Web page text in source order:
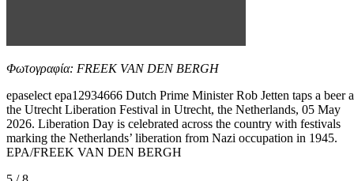
Φωτογραφία: FREEK VAN DEN BERGH
epaselect epa12934666 Dutch Prime Minister Rob Jetten taps a beer
the Utrecht Liberation Festival in Utrecht, the Netherlands, 05 May
2026. Liberation Day is celebrated across the country with festivals
marking the Netherlands’ liberation from Nazi occupation in 1945.
EPA/FREEK VAN DEN BERGH